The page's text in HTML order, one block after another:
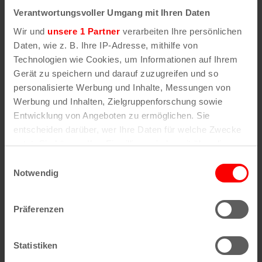
Verantwortungsvoller Umgang mit Ihren Daten
Wir und unsere 1 Partner verarbeiten Ihre persönlichen
Daten, wie z. B. Ihre IP-Adresse, mithilfe von
Technologien wie Cookies, um Informationen auf Ihrem
Gerät zu speichern und darauf zuzugreifen und so
personalisierte Werbung und Inhalte, Messungen von
Werbung und Inhalten, Zielgruppenforschung sowie
Entwicklung von Angeboten zu ermöglichen. Sie
entscheiden darüber, wer Ihre Daten für welche Zwecke
nutzt. Sie können Ihre Einwilligung jederzeit über die
Trigger Symbol ändern oder widerrufen
Informationen über Ihre geografische Lage
können
Notwendig
Präferenzen
Statistiken
sie aufgrund gestiegener Kosten die bisherigen
Planungen für den Neubau der „Historischen Mitte“ nicht
weiterverfolgen wird.
Ab 19. Januar